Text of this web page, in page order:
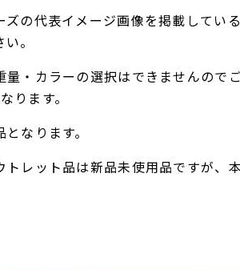
の代表イメージ画像を掲載してい
。
・カラーの選択はできませんので
ります。
なります。
レット品は新品未使用品ですが、